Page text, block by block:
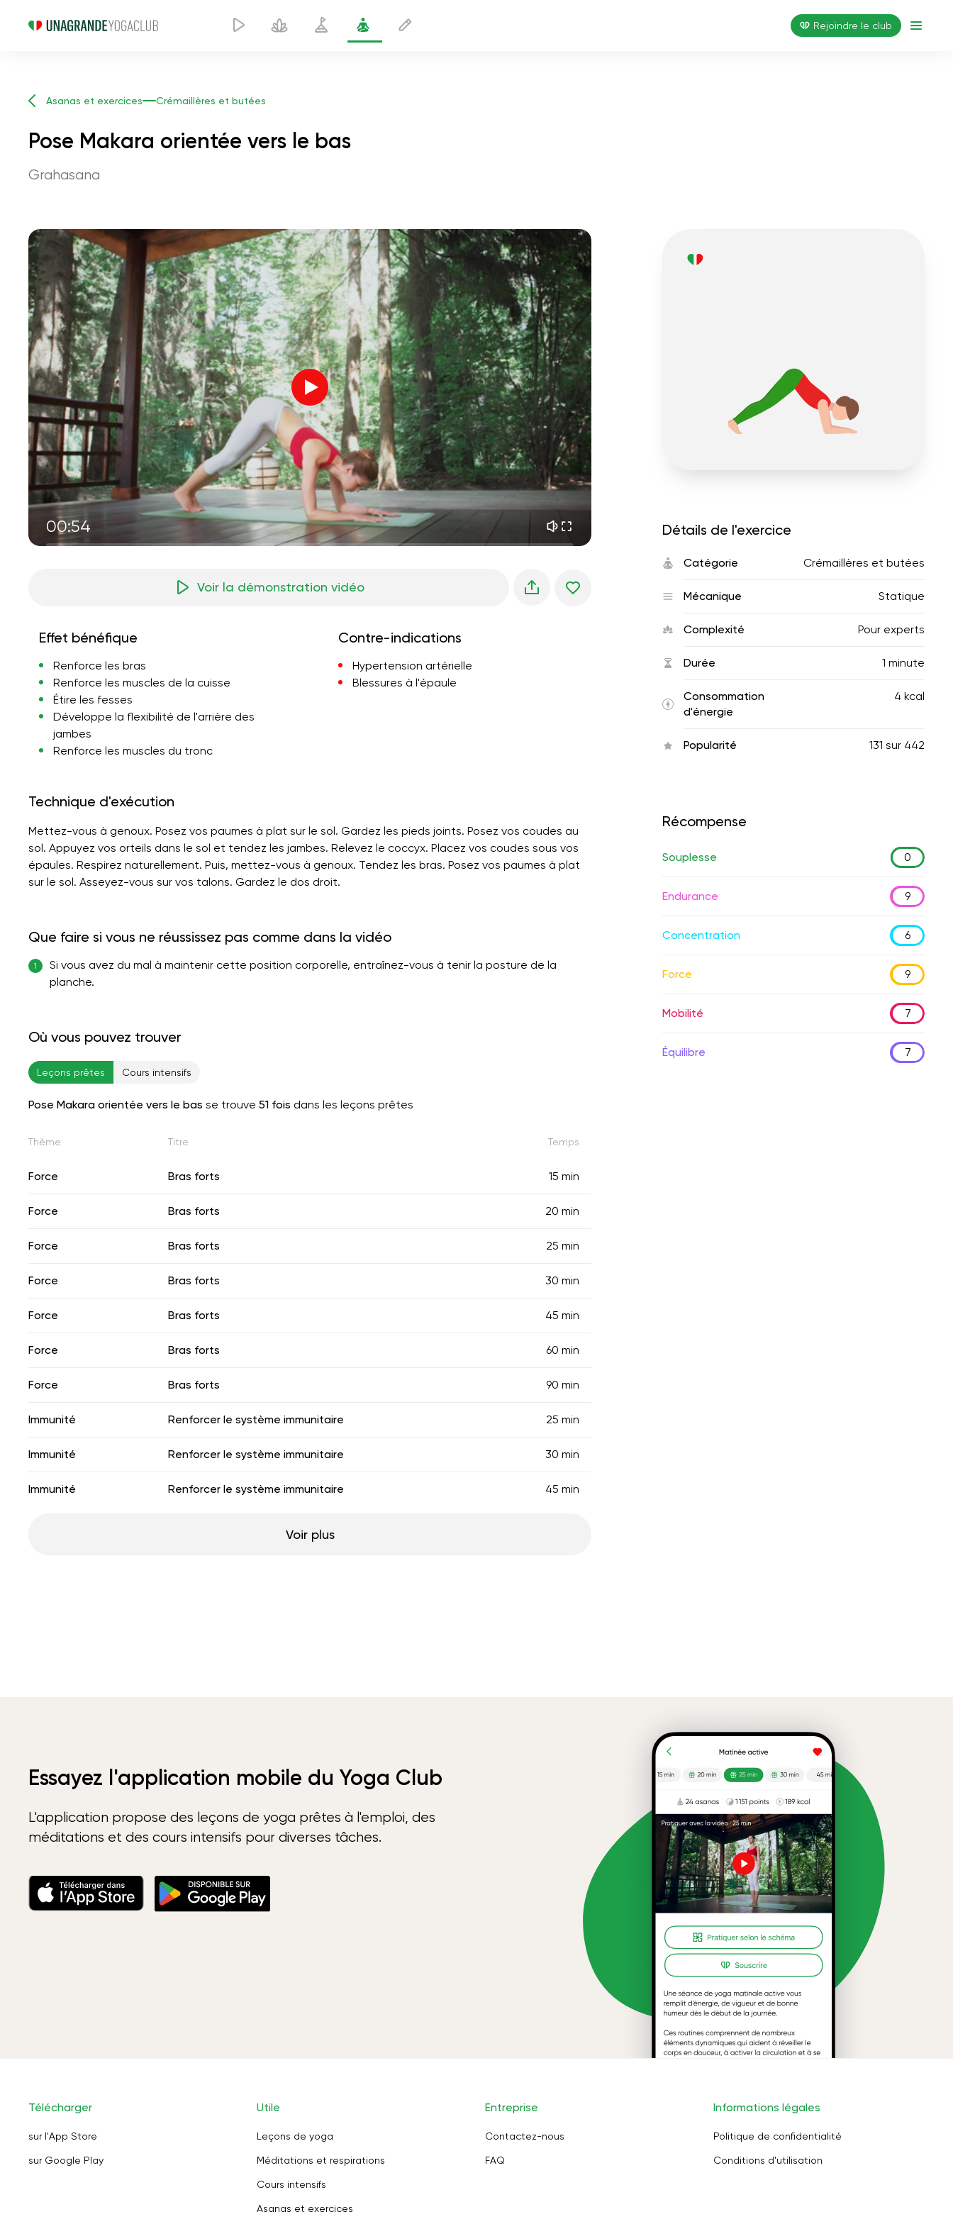
Rejoindre le club
Asanas et exercices Crémaillères et butées
Pose Makara orientée vers le bas
Grahasana
00:54
Voix de l'instructeur
le vol de l'âme 01:44
paix intérieure 01:27
rêves du matin 01:34
fraîcheur de la forêt 05:00
pluie d'été 02:00
silence des montagnes 02:00
brise de mer 02:00
la voix du vent 02:00
forêt de printemps
Voir la démonstration vidéo
Effet bénéfique
Renforce les bras
Renforce les muscles de la cuisse
Étire les fesses
Développe la flexibilité de l'arrière des
jambes
Renforce les muscles du tronc
Contre-indications
Hypertension artérielle
Blessures à l'épaule
Technique d'exécution
Mettez-vous à genoux. Posez vos paumes à plat sur le sol. Gardez les pieds joints. Posez vos coudes au
sol. Appuyez vos orteils dans le sol et tendez les jambes. Relevez le coccyx. Placez vos coudes sous vos
épaules. Respirez naturellement. Puis, mettez-vous à genoux. Tendez les bras. Posez vos paumes à plat
sur le sol. Asseyez-vous sur vos talons. Gardez le dos droit.
Que faire si vous ne réussissez pas comme dans la vidéo
1
Si vous avez du mal à maintenir cette position corporelle, entraînez-vous à tenir la posture de la
planche.
Où vous pouvez trouver
Leçons prêtes Cours intensifs
Pose Makara orientée vers le bas se trouve 51 fois dans les leçons prêtes
Thème Titre Temps
Force Bras forts 15 min
Force Bras forts 20 min
Force Bras forts 25 min
Force Bras forts 30 min
Force Bras forts 45 min
Force Bras forts 60 min
Force Bras forts 90 min
Immunité Renforcer le système immunitaire 25 min
Immunité Renforcer le système immunitaire 30 min
Immunité Renforcer le système immunitaire 45 min
Voir plus
Détails de l'exercice
Catégorie Crémaillères et butées
Mécanique Statique
Complexité Pour experts
Durée 1 minute
Consommation
d'énergie
4 kcal
Popularité 131 sur 442
Récompense
Souplesse 0
Endurance 9
Concentration 6
Force 9
Mobilité 7
Équilibre 7
Essayez l'application mobile du Yoga Club
L'application propose des leçons de yoga prêtes à l'emploi, des
méditations et des cours intensifs pour diverses tâches.
Télécharger
sur l'App Store
sur Google Play
Utile
Leçons de yoga
Méditations et respirations
Cours intensifs
Asanas et exercices
Entreprise
Contactez-nous
FAQ
Informations légales
Politique de confidentialité
Conditions d'utilisation